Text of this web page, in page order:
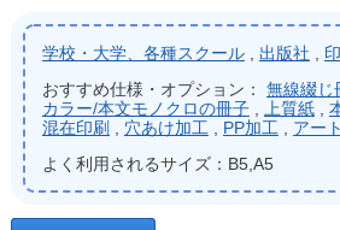
学校・大学、各種スクール, 出版社
おすすめ仕様・オプション： 無線綴じ
カラー/本文モノクロの冊子, 上質紙,
混在印刷
穴あけ加工 PP加工
アー
よく利用されるサイズ：B5,A5